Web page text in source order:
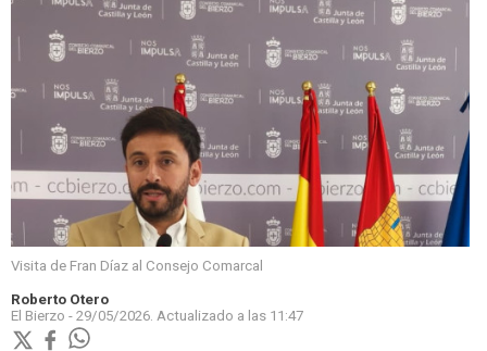
Visita de Fran Díaz al Consejo Comarcal
Roberto Otero
El Bierzo - 29/05/2026. Actualizado a las 11:47